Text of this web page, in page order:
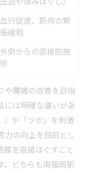
血行促進、筋肉の緊
張緩和
外側からの直接的施
術
や腰痛の改善を目指
には明確な違いがあ
」や「ツボ」を刺激
力の向上を目的とし
膜を直接ほぐすこと
。どちらも南福岡駅